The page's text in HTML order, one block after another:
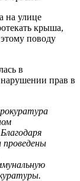
на улице
крыша,
поводу
в
нарушении прав в
проведены